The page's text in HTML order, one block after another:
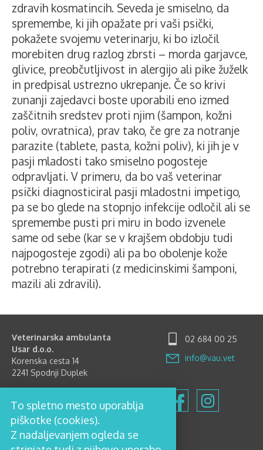
zdravih kosmatincih. Seveda je smiselno, da
spremembe, ki jih opažate pri vaši psički,
pokažete svojemu veterinarju, ki bo izločil
morebiten drug razlog zbrsti – morda garjavce,
glivice, preobčutljivost in alergijo ali pike žuželk
in predpisal ustrezno ukrepanje. Če so krivi
zunanji zajedavci boste uporabili eno izmed
zaščitnih sredstev proti njim (šampon, kožni
poliv, ovratnica), prav tako, če gre za notranje
parazite (tablete, pasta, kožni poliv), ki jih je v
pasji mladosti tako smiselno pogosteje
odpravljati. V primeru, da bo vaš veterinar
psički diagnosticiral pasji mladostni impetigo,
pa se bo glede na stopnjo infekcije odločil ali se
spremembe pusti pri miru in bodo izvenele
same od sebe (kar se v krajšem obdobju tudi
najpogosteje zgodi) ali pa bo obolenje kože
potrebno terapirati (z medicinskimi šamponi,
mazili ali zdravili).
Veterinarska ambulanta
Usar d.o.o.
Korenska cesta 14
2241 Spodnji Duplek
Ponedeljek-Petek: 8.00-12.00
in 15.00-18.00
Sobota: 8.00-12.00
Nedelja in prazniki zaprto
02 684 00 25
info@vau.vet
To spletno mesto uporablja
piškotke (cookies).
Z nadaljevanjem ogleda se